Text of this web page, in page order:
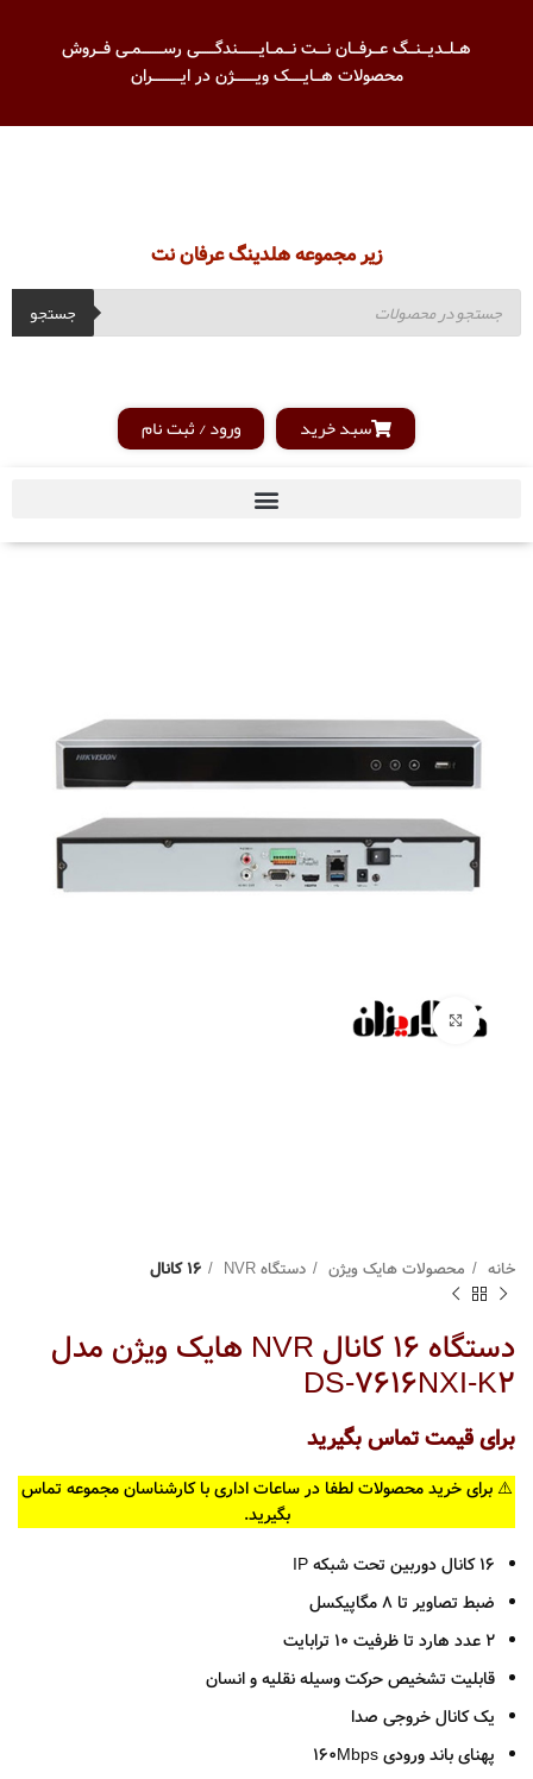
هــلــدیـــنـــگ عـــرفـــان نــــت نـــمــایـــــــــندگـــــــی رســـــــــمــی فـــروش
محصولات هـــایــــــک ویـــــــــژن در ایــــــــــــران
زیر مجموعه هلدینگ عرفان نت
جستجو
سبد خرید ورود / ثبت نام
Click to enlarge
خانه محصولات هایک ویژن دستگاه NVR 16 کانال
دستگاه 16 کانال NVR هایک ویژن مدل
DS-7616NXI-K2
برای قیمت تماس بگیرید
⚠️ برای خرید محصولات لطفا در ساعات اداری با کارشناسان مجموعه تماس
بگیرید.
16 کانال دوربین تحت شبکه IP
ضبط تصاویر تا 8 مگاپیکسل
2 عدد هارد تا ظرفیت 10 ترابایت
قابلیت تشخیص حرکت وسیله نقلیه و انسان
یک کانال خروجی صدا
پهنای باند ورودی 160Mbps